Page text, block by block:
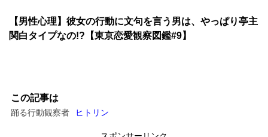
【男性心理】彼女の行動に文句を言う男は、やっぱり亭主
関白タイプなの!?【東京恋愛観察図鑑#9】
この記事は
踊る行動観察者 ヒトリン